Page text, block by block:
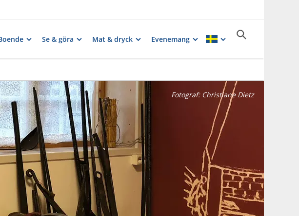
Se & göra Mat & dryck Evenemang
Fotograf: Christiane Dietz